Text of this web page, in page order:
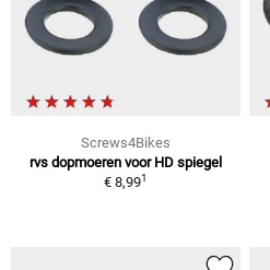
Screws4Bikes
rvs dopmoeren voor HD spiegel
€ 8,991